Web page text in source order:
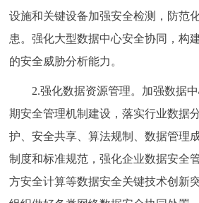
设施和关键设备加强安全检测，防范
患。强化大型数据中心安全协同，构
的安全威胁分析能力。
2.强化数据资源管理。加强数据中
期安全管理机制建设，落实行业数据
护、安全共享、算法规制、数据管理
制度和标准规范，强化企业数据安全
方安全计算等数据安全关键技术创新